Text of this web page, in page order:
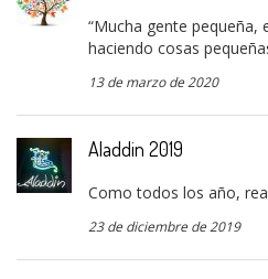
“Mucha gente pequeña,
haciendo cosas
13 de marzo de 2020
Aladdin 2019
Como todos los año,
23 de diciembre de 2019